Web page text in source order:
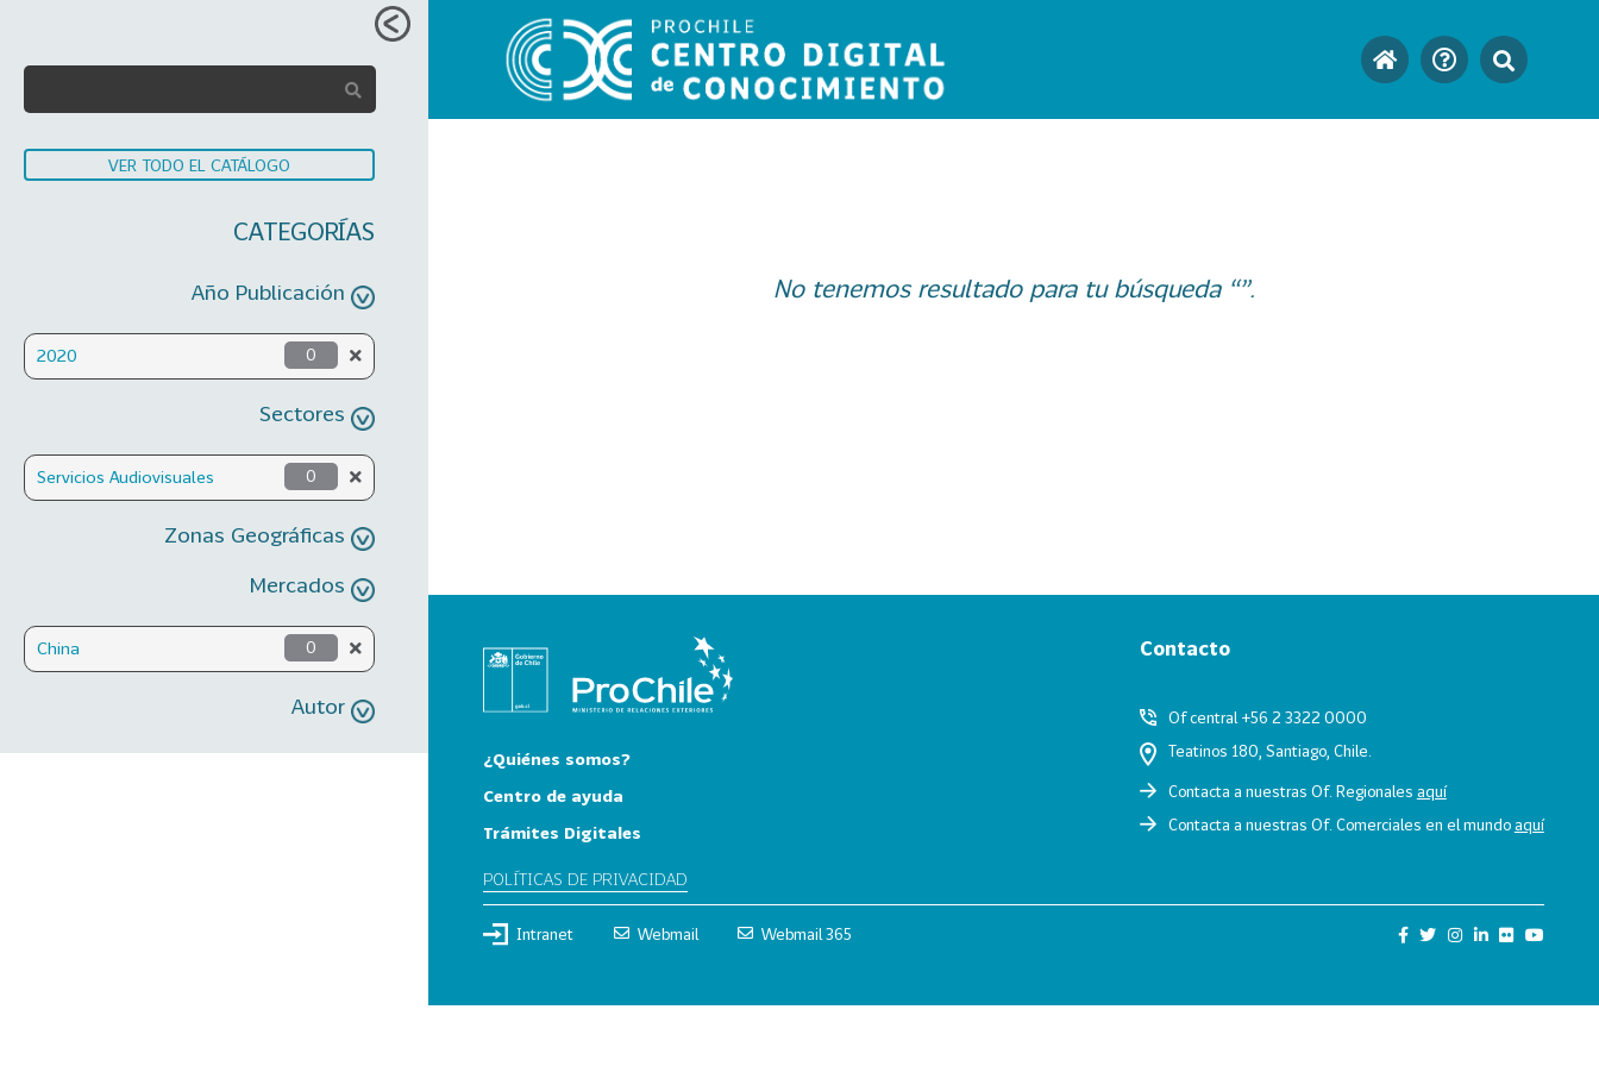
VER TODO EL CATÁLOGO
CATEGORÍAS
Año Publicación
2020 0
Sectores
Servicios Audiovisuales 0
Zonas Geográficas
Mercados
China 0
Autor
No tenemos resultado para tu búsqueda “”.
¿Quiénes somos?
Centro de ayuda
Trámites Digitales
POLÍTICAS DE PRIVACIDAD
Contacto
Of central +56 2 3322 0000
Teatinos 180, Santiago, Chile.
Contacta a nuestras Of. Regionales aquí
Contacta a nuestras Of. Comerciales en el mundoaquí
Intranet Webmail Webmail 365